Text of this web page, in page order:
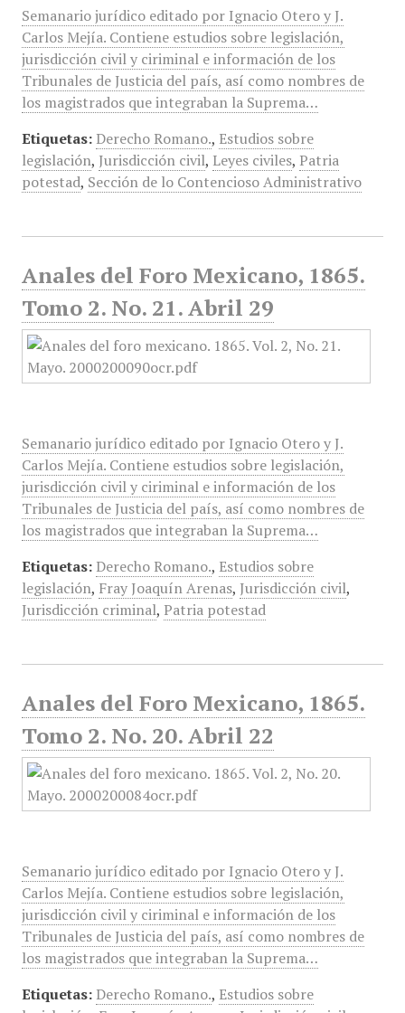
Semanario jurídico editado por Ignacio Otero y J.
Carlos Mejía. Contiene estudios sobre legislación,
jurisdicción civil y ciriminal e información de los
Tribunales de Justicia del país, así como nombres de
los magistrados que integraban la Suprema…
Etiquetas: Derecho Romano., Estudios sobre
legislación, Jurisdicción civil, Leyes civiles, Patria
potestad, Sección de lo Contencioso Administrativo
Anales del Foro Mexicano, 1865.
Tomo 2. No. 21. Abril 29
Semanario jurídico editado por Ignacio Otero y J.
Carlos Mejía. Contiene estudios sobre legislación,
jurisdicción civil y ciriminal e información de los
Tribunales de Justicia del país, así como nombres de
los magistrados que integraban la Suprema…
Etiquetas: Derecho Romano., Estudios sobre
legislación, Fray Joaquín Arenas, Jurisdicción civil,
Jurisdicción criminal, Patria potestad
Anales del Foro Mexicano, 1865.
Tomo 2. No. 20. Abril 22
Semanario jurídico editado por Ignacio Otero y J.
Carlos Mejía. Contiene estudios sobre legislación,
jurisdicción civil y ciriminal e información de los
Tribunales de Justicia del país, así como nombres de
los magistrados que integraban la Suprema…
Etiquetas: Derecho Romano., Estudios sobre